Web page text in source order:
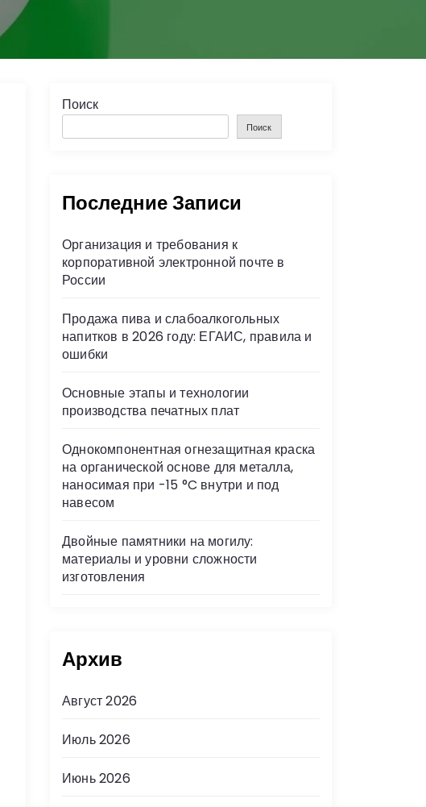
Поиск
Поиск
Последние Записи
Организация и требования к
корпоративной электронной почте в
России
Продажа пива и слабоалкогольных
напитков в 2026 году: ЕГАИС, правила и
ошибки
Основные этапы и технологии
производства печатных плат
Однокомпонентная огнезащитная краска
на органической основе для металла,
наносимая при -15 °C внутри и под
навесом
Двойные памятники на могилу:
материалы и уровни сложности
изготовления
Архив
Август 2026
Июль 2026
Июнь 2026